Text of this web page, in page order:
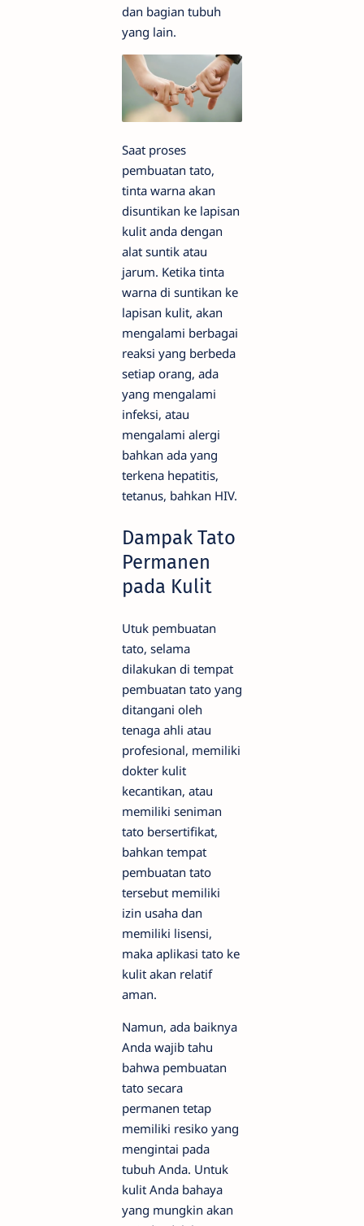
dan bagian tubuh
yang lain.
Saat proses
pembuatan tato,
tinta warna akan
disuntikan ke lapisan
kulit anda dengan
alat suntik atau
jarum. Ketika tinta
warna di suntikan ke
lapisan kulit, akan
mengalami berbagai
reaksi yang berbeda
setiap orang, ada
yang mengalami
infeksi, atau
mengalami alergi
bahkan ada yang
terkena hepatitis,
tetanus, bahkan HIV.
Dampak Tato
Permanen
pada Kulit
Utuk pembuatan
tato, selama
dilakukan di tempat
pembuatan tato yang
ditangani oleh
tenaga ahli atau
profesional, memiliki
dokter kulit
kecantikan, atau
memiliki seniman
tato bersertifikat,
bahkan tempat
pembuatan tato
tersebut memiliki
izin usaha dan
memiliki lisensi,
maka aplikasi tato ke
kulit akan relatif
aman.
Namun, ada baiknya
Anda wajib tahu
bahwa pembuatan
tato secara
permanen tetap
memiliki resiko yang
mengintai pada
tubuh Anda. Untuk
kulit Anda bahaya
yang mungkin akan